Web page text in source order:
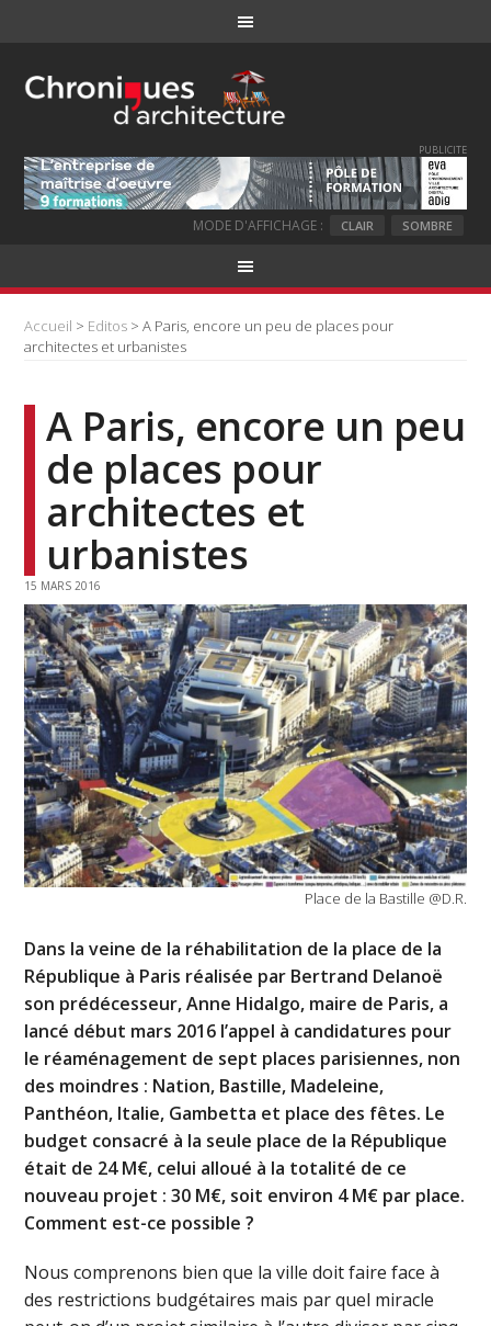
PUBLICITE
MODE D'AFFICHAGE : CLAIR SOMBRE
Accueil > Editos > A Paris, encore un peu de places pour
architectes et urbanistes
A Paris, encore un peu
de places pour
architectes et
urbanistes
15 MARS 2016
Place de la Bastille @D.R.
Dans la veine de la réhabilitation de la place de la
République à Paris réalisée par Bertrand Delanoë
son prédécesseur, Anne Hidalgo, maire de Paris, a
lancé début mars 2016 l’appel à candidatures pour
le réaménagement de sept places parisiennes, non
des moindres : Nation, Bastille, Madeleine,
Panthéon, Italie, Gambetta et place des fêtes. Le
budget consacré à la seule place de la République
était de 24 M€, celui alloué à la totalité de ce
nouveau projet : 30 M€, soit environ 4 M€ par place.
Comment est-ce possible ?
Nous comprenons bien que la ville doit faire face à
des restrictions budgétaires mais par quel miracle